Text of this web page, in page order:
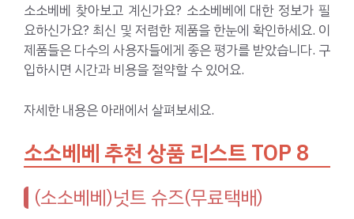
소소베베 찾아보고 계신가요? 소소베베에 대한 정보가 필
요하신가요? 최신 및 저렴한 제품을 한눈에 확인하세요. 이
제품들은 다수의 사용자들에게 좋은 평가를 받았습니다. 구
입하시면 시간과 비용을 절약할 수 있어요.
자세한 내용은 아래에서 살펴보세요.
소소베베 추천 상품 리스트 TOP 8
(소소베베)넛트 슈즈(무료택배)